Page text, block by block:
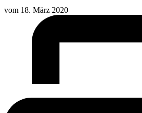
vom 18. März 2020